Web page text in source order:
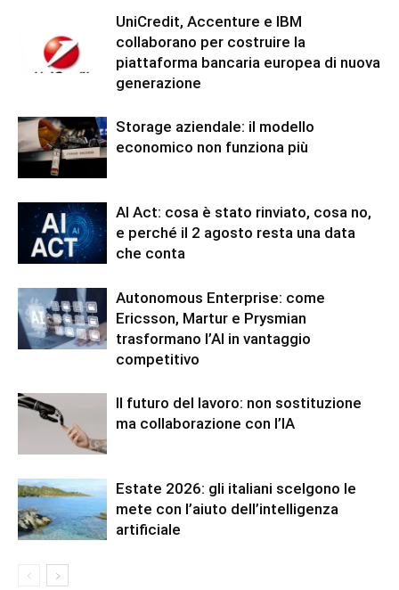
UniCredit, Accenture e IBM
collaborano per costruire la
piattaforma bancaria europea di nuova
generazione
Storage aziendale: il modello
economico non funziona più
AI Act: cosa è stato rinviato, cosa no,
e perché il 2 agosto resta una data
che conta
Autonomous Enterprise: come
Ericsson, Martur e Prysmian
trasformano l’AI in vantaggio
competitivo
Il futuro del lavoro: non sostituzione
ma collaborazione con l’IA
Estate 2026: gli italiani scelgono le
mete con l’aiuto dell’intelligenza
artificiale